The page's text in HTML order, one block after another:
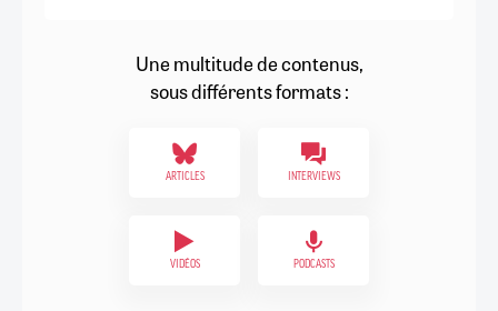
Une multitude de contenus,
sous différents formats :
ARTICLES INTERVIEWS
VIDÉOS PODCASTS